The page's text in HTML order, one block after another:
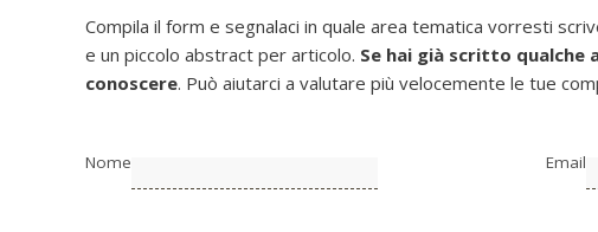
Compila il form e segnalaci in quale area tematica vorresti
e un piccolo abstract per articolo. Se hai già scritto qualche
conoscere. Può aiutarci a valutare più velocemente le tue
Nome Email